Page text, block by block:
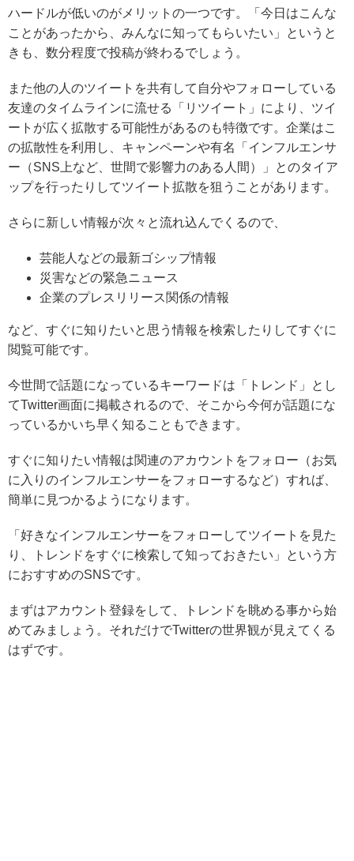
ハードルが低いのがメリットの一つです。「今日はこんな
ことがあったから、みんなに知ってもらいたい」というと
きも、数分程度で投稿が終わるでしょう。
また他の人のツイートを共有して自分やフォローしている
友達のタイムラインに流せる
「リツイート」により、ツイ
ートが広く拡散する可能性があるのも特徴です。企業はこ
の拡散性を利用し、キャンペーンや有名「インフルエンサ
ー（SNS上など、世間で影響力のある人間）」とのタイア
ップを行ったりしてツイート拡散を狙うことがあります。
さらに新しい情報が次々と流れ込んでくるので、
芸能人などの最新ゴシップ情報
災害などの緊急ニュース
企業のプレスリリース関係の情報
など、すぐに知りたいと思う情報を検索したりしてすぐに
閲覧可能です。
今世間で話題になっているキーワードは「トレンド」とし
てTwitter画面に掲載されるので、そこから今何が話題にな
っているかいち早く知ることもできます。
すぐに知りたい情報は関連のアカウントをフォロー（お気
に入りのインフルエンサーをフォローするなど）すれば、
簡単に見つかるようになります。
「 好きなインフルエンサーをフォローしてツイートを見た
り、トレンドをすぐに検索して知っておきたい 」という方
におすすめのSNSです。
まずはアカウント登録をして、トレンドを眺める事から始
めてみましょう。それだけでTwitterの世界観が見えてくる
はずです。